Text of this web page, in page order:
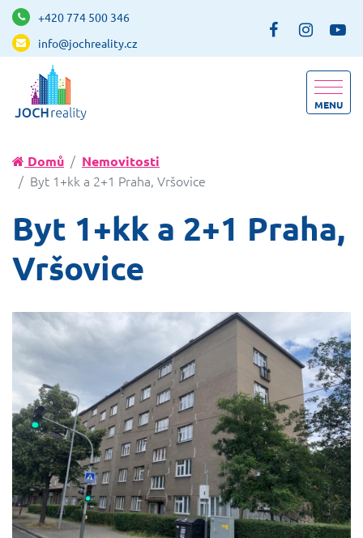
+420 774 500 346
info@jochreality.cz
MENU
Domů Nemovitosti
Byt 1+kk a 2+1 Praha, Vršovice
Byt 1+kk a 2+1 Praha,
Vršovice